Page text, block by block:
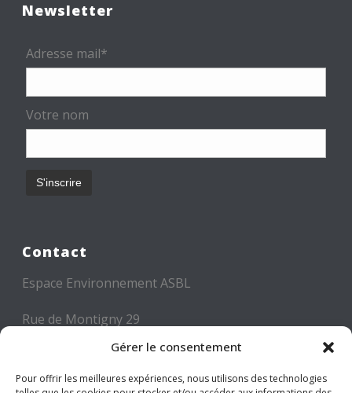
Gérer le consentement
Pour offrir les meilleures expériences, nous utilisons des technologies
Newsletter
Adresse mail*
Votre nom
Contact
Espace Environnement ASBL
Rue de Montigny 29
6000 CHARLEROI
Tél: +32 71 300 300